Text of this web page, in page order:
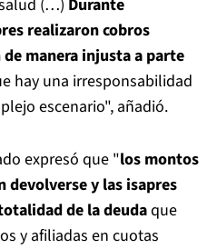
(…) Durante
realizaron cobros
manera injusta a parte
hay una irresponsabilidad
escenario", añadió.
expresó que "los montos
devolverse y las isapres
de la deudaque
y afiliadas en cuotas